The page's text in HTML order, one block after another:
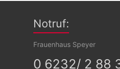
Notruf:
Frauenhaus Speyer
0 6232/ 2 88